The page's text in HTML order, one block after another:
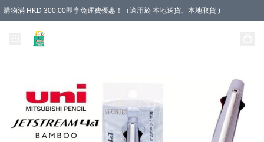
購物滿 HKD 300.00即享免運費優惠！（適用於 本地送貨、本地取貨 )